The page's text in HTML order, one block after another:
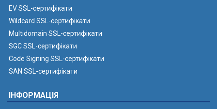
EV SSL-сертифікати
Wildcard SSL-сертифікати
Multidomain SSL-сертифікати
SGC SSL-сертифікати
Code Signing SSL-сертифікати
SAN SSL-сертифікати
ІНФОРМАЦІЯ